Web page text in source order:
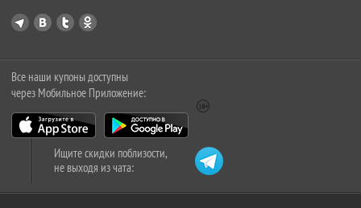
Все наши купоны доступны
через Мобильное Приложение:
Ищите скидки поблизости,
не выходя из чата: